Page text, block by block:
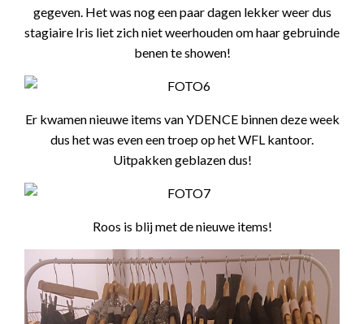
gegeven. Het was nog een paar dagen lekker weer dus
stagiaire Iris liet zich niet weerhouden om haar gebruinde
benen te showen!
Er kwamen nieuwe items van YDENCE binnen deze week
dus het was even een troep op het WFL kantoor.
Uitpakken geblazen dus!
Roos is blij met de nieuwe items!